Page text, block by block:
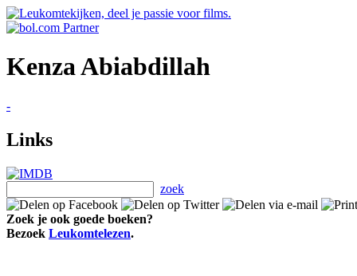
Kenza Abiabdillah
-
Links
zoek
Zoek je ook goede boeken?
Bezoek Leukomtelezen.